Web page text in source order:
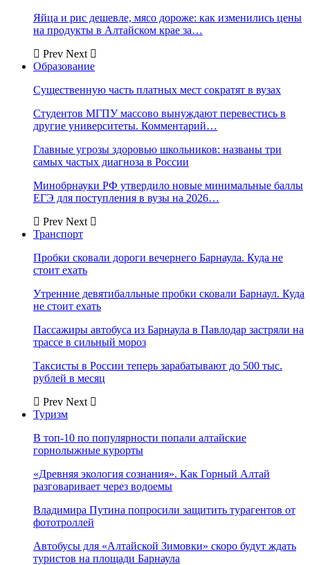
Яйца и рис дешевле, мясо дороже: как изменились цены
на продукты в Алтайском крае за…
Prev Next
Образование
Существенную часть платных мест сократят в вузах
Студентов МГПУ массово вынуждают перевестись в
другие университеты. Комментарий…
Главные угрозы здоровью школьников: названы три
самых частых диагноза в России
Минобрнауки РФ утвердило новые минимальные баллы
ЕГЭ для поступления в вузы на 2026…
Prev Next
Транспорт
Пробки сковали дороги вечернего Барнаула. Куда не
стоит ехать
Утренние девятибалльные пробки сковали Барнаул. Куда
не стоит ехать
Пассажиры автобуса из Барнаула в Павлодар застряли на
трассе в сильный мороз
Таксисты в России теперь зарабатывают до 500 тыс.
рублей в месяц
Prev Next
Туризм
В топ-10 по популярности попали алтайские
горнолыжные курорты
«Древняя экология сознания». Как Горный Алтай
разговаривает через водоемы
Владимира Путина попросили защитить турагентов от
фототроллей
Автобусы для «Алтайской Зимовки» скоро будут ждать
туристов на площади Барнаула